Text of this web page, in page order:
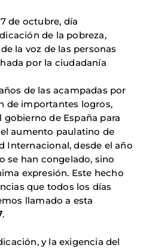
de octubre, día
de la pobreza,
la voz de las personas
por la ciudadanía
de las acampadas por
de importantes logros,
de España para
aumento paulatino de
Internacional, desde el año
se han congelado, sino
expresión. Este hecho
que todos los días
llamado a esta
.
y la exigencia del